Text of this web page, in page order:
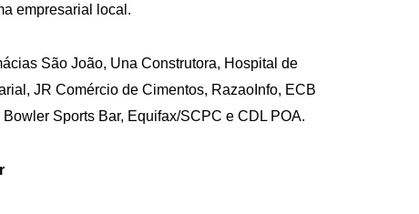
empresarial local.
São João, Una Construtora, Hospital de
JR Comércio de Cimentos, RazaoInfo, ECB
Sports Bar, Equifax/SCPC e CDL POA.